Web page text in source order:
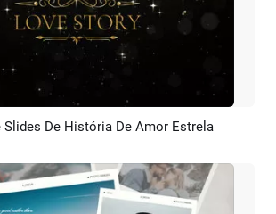
Pré-visualizar Criar IA
Slides De História De Amor Estrela